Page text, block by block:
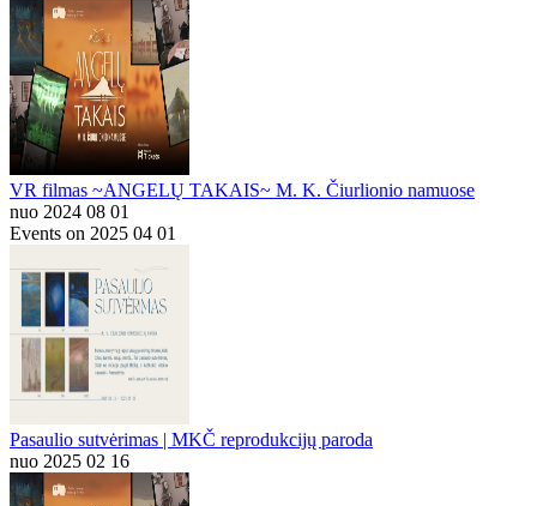
VR filmas ~ANGELŲ TAKAIS~ M. K. Čiurlionio namuose
nuo 2024 08 01
Events on 2025 04 01
Pasaulio sutvėrimas | MKČ reprodukcijų paroda
nuo 2025 02 16